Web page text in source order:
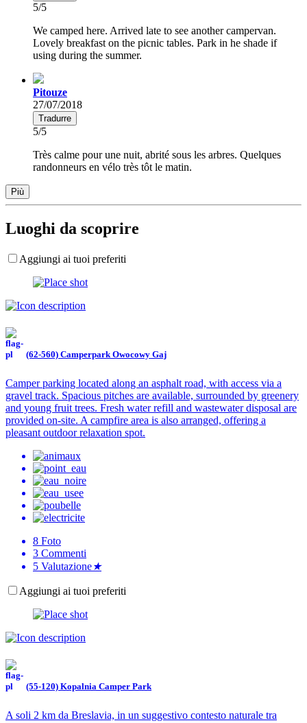
5/5
We camped here. Arrived late to see another campervan.
Lovely breakfast on the picnic tables. Park in he shade if
using during the summer.
Pitouze
27/07/2018
Tradurre
5/5
Très calme pour une nuit, abrité sous les arbres. Quelques
randonneurs en vélo très tôt le matin.
Più
Luoghi da scoprire
Aggiungi ai tuoi preferiti
(62-560) Camperpark Owocowy Gaj
Camper parking located along an asphalt road, with access via a
gravel track. Spacious pitches are available, surrounded by greenery
and young fruit trees. Fresh water refill and wastewater disposal are
provided on-site. A campfire area is also arranged, offering a
pleasant outdoor relaxation spot.
8 Foto
3 Commenti
5 Valutazione★
Aggiungi ai tuoi preferiti
(55-120) Kopalnia Camper Park
A soli 2 km da Breslavia, in un suggestivo contesto naturale tra